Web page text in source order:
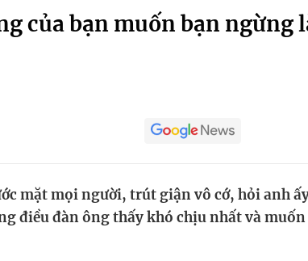
Tuyển sinh
của bạn muốn bạn ngừng
mặt mọi người, trút giận vô cớ, hỏi anh
điều đàn ông thấy khó chịu nhất và